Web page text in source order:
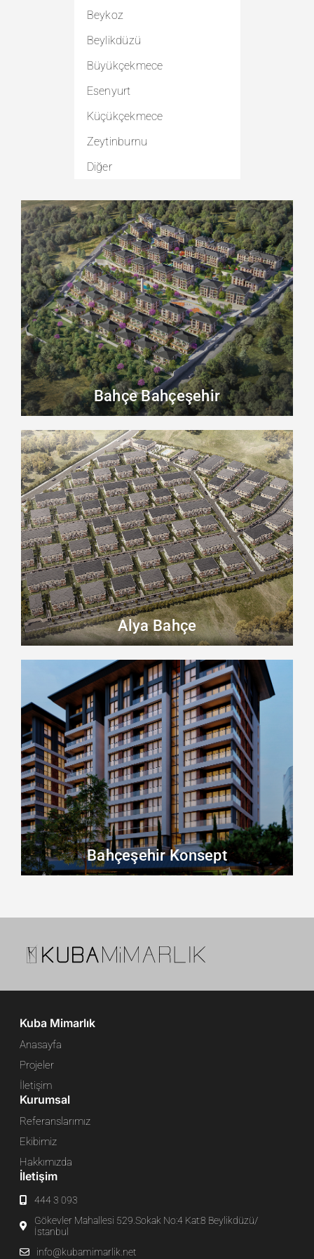
Rezidans
Sanayi
Ticari
Villa
Diğer
Beykoz
Beylikdüzü
Büyükçekmece
Esenyurt
Küçükçekmece
Zeytinburnu
Diğer
Bahçe Bahçeşehir
Alya Bahçe
Bahçeşehir Konsept
Kuba Mimarlık
Anasayfa
Projeler
İletişim
Kurumsal
Referanslarımız
Ekibimiz
Hakkımızda
İletişim
444 3 093
Gökevler Mahallesi 529.Sokak No:4 Kat:8 Beylikdüzü/
İstanbul
info@kubamimarlik.net